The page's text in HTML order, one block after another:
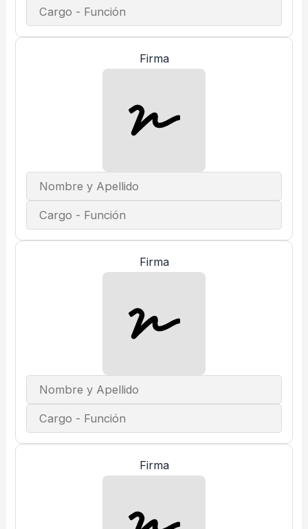
Firma
Firma
Firma